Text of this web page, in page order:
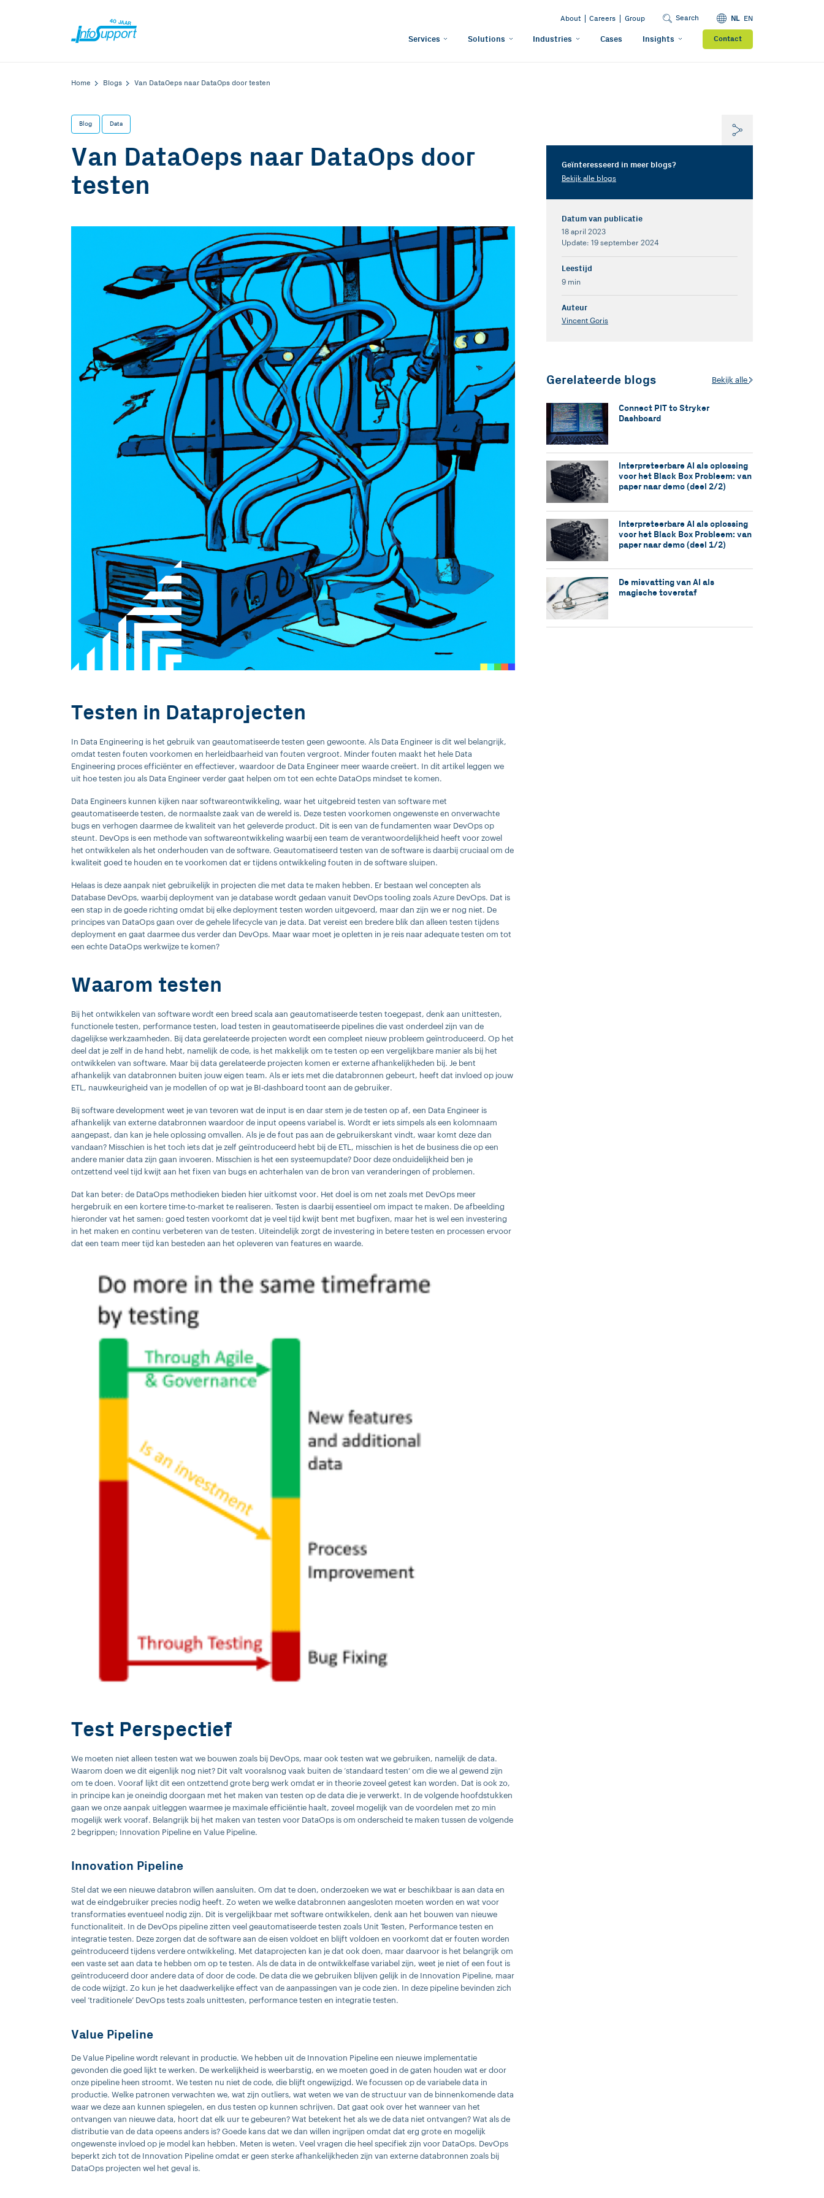
About Careers Group Search NL EN
Services Solutions Industries Cases Insights Contact
Home Blogs Van DataOeps naar DataOps door testen
Blog Data
Van DataOeps naar DataOps door
testen
Testen in Dataprojecten
In Data Engineering is het gebruik van geautomatiseerde testen geen gewoonte. Als Data Engineer is dit wel belangrijk,
omdat testen fouten voorkomen en herleidbaarheid van fouten vergroot. Minder fouten maakt het hele Data
Engineering proces efficiënter en effectiever, waardoor de Data Engineer meer waarde creëert. In dit artikel leggen we
uit hoe testen jou als Data Engineer verder gaat helpen om tot een echte DataOps mindset te komen.
Data Engineers kunnen kijken naar softwareontwikkeling, waar het uitgebreid testen van software met
geautomatiseerde testen, de normaalste zaak van de wereld is. Deze testen voorkomen ongewenste en onverwachte
bugs en verhogen daarmee de kwaliteit van het geleverde product. Dit is een van de fundamenten waar DevOps op
steunt. DevOps is een methode van softwareontwikkeling waarbij een team de verantwoordelijkheid heeft voor zowel
het ontwikkelen als het onderhouden van de software. Geautomatiseerd testen van de software is daarbij cruciaal om de
kwaliteit goed te houden en te voorkomen dat er tijdens ontwikkeling fouten in de software sluipen.
Helaas is deze aanpak niet gebruikelijk in projecten die met data te maken hebben. Er bestaan wel concepten als
Database DevOps, waarbij deployment van je database wordt gedaan vanuit DevOps tooling zoals Azure DevOps. Dat is
een stap in de goede richting omdat bij elke deployment testen worden uitgevoerd, maar dan zijn we er nog niet. De
principes van DataOps gaan over de gehele lifecycle van je data. Dat vereist een bredere blik dan alleen testen tijdens
deployment en gaat daarmee dus verder dan DevOps. Maar waar moet je opletten in je reis naar adequate testen om tot
een echte DataOps werkwijze te komen?
Waarom testen
Bij het ontwikkelen van software wordt een breed scala aan geautomatiseerde testen toegepast, denk aan unittesten,
functionele testen, performance testen, load testen in geautomatiseerde pipelines die vast onderdeel zijn van de
dagelijkse werkzaamheden. Bij data gerelateerde projecten wordt een compleet nieuw probleem geïntroduceerd. Op het
deel dat je zelf in de hand hebt, namelijk de code, is het makkelijk om te testen op een vergelijkbare manier als bij het
ontwikkelen van software. Maar bij data gerelateerde projecten komen er externe afhankelijkheden bij. Je bent
afhankelijk van databronnen buiten jouw eigen team. Als er iets met die databronnen gebeurt, heeft dat invloed op jouw
ETL, nauwkeurigheid van je modellen of op wat je BI-dashboard toont aan de gebruiker.
Bij software development weet je van tevoren wat de input is en daar stem je de testen op af, een Data Engineer is
afhankelijk van externe databronnen waardoor de input opeens variabel is. Wordt er iets simpels als een kolomnaam
aangepast, dan kan je hele oplossing omvallen. Als je de fout pas aan de gebruikerskant vindt, waar komt deze dan
vandaan? Misschien is het toch iets dat je zelf geïntroduceerd hebt bij de ETL, misschien is het de business die op een
andere manier data zijn gaan invoeren. Misschien is het een systeemupdate? Door deze onduidelijkheid ben je
ontzettend veel tijd kwijt aan het fixen van bugs en achterhalen van de bron van veranderingen of problemen.
Dat kan beter: de DataOps methodieken bieden hier uitkomst voor. Het doel is om net zoals met DevOps meer
hergebruik en een kortere time-to-market te realiseren. Testen is daarbij essentieel om impact te maken. De afbeelding
hieronder vat het samen: goed testen voorkomt dat je veel tijd kwijt bent met bugfixen, maar het is wel een investering
in het maken en continu verbeteren van de testen. Uiteindelijk zorgt de investering in betere testen en processen ervoor
dat een team meer tijd kan besteden aan het opleveren van features en waarde.
Test Perspectief
We moeten niet alleen testen wat we bouwen zoals bij DevOps, maar ook testen wat we gebruiken, namelijk de data.
Waarom doen we dit eigenlijk nog niet? Dit valt vooralsnog vaak buiten de ‘standaard testen’ om die we al gewend zijn
om te doen. Vooraf lijkt dit een ontzettend grote berg werk omdat er in theorie zoveel getest kan worden. Dat is ook zo,
in principe kan je oneindig doorgaan met het maken van testen op de data die je verwerkt. In de volgende hoofdstukken
gaan we onze aanpak uitleggen waarmee je maximale efficiëntie haalt, zoveel mogelijk van de voordelen met zo min
mogelijk werk vooraf. Belangrijk bij het maken van testen voor DataOps is om onderscheid te maken tussen de volgende
2 begrippen; Innovation Pipeline en Value Pipeline.
Innovation Pipeline
Stel dat we een nieuwe databron willen aansluiten. Om dat te doen, onderzoeken we wat er beschikbaar is aan data en
wat de eindgebruiker precies nodig heeft. Zo weten we welke databronnen aangesloten moeten worden en wat voor
transformaties eventueel nodig zijn. Dit is vergelijkbaar met software ontwikkelen, denk aan het bouwen van nieuwe
functionaliteit. In de DevOps pipeline zitten veel geautomatiseerde testen zoals Unit Testen, Performance testen en
integratie testen. Deze zorgen dat de software aan de eisen voldoet en blijft voldoen en voorkomt dat er fouten worden
geïntroduceerd tijdens verdere ontwikkeling. Met dataprojecten kan je dat ook doen, maar daarvoor is het belangrijk om
een vaste set aan data te hebben om op te testen. Als de data in de ontwikkelfase variabel zijn, weet je niet of een fout is
geïntroduceerd door andere data of door de code. De data die we gebruiken blijven gelijk in de Innovation Pipeline, maar
de code wijzigt. Zo kun je het daadwerkelijke effect van de aanpassingen van je code zien. In deze pipeline bevinden zich
veel ‘traditionele’ DevOps tests zoals unittesten, performance testen en integratie testen.
Value Pipeline
De Value Pipeline wordt relevant in productie. We hebben uit de Innovation Pipeline een nieuwe implementatie
gevonden die goed lijkt te werken. De werkelijkheid is weerbarstig, en we moeten goed in de gaten houden wat er door
onze pipeline heen stroomt. We testen nu niet de code, die blijft ongewijzigd. We focussen op de variabele data in
productie. Welke patronen verwachten we, wat zijn outliers, wat weten we van de structuur van de binnenkomende data
waar we deze aan kunnen spiegelen, en dus testen op kunnen schrijven. Dat gaat ook over het wanneer van het
ontvangen van nieuwe data, hoort dat elk uur te gebeuren? Wat betekent het als we de data niet ontvangen? Wat als de
distributie van de data opeens anders is? Goede kans dat we dan willen ingrijpen omdat dat erg grote en mogelijk
ongewenste invloed op je model kan hebben. Meten is weten. Veel vragen die heel specifiek zijn voor DataOps. DevOps
beperkt zich tot de Innovation Pipeline omdat er geen sterke afhankelijkheden zijn van externe databronnen zoals bij
DataOps projecten wel het geval is.
Geïnteresseerd in meer blogs?
Bekijk alle blogs
Datum van publicatie
18 april 2023
Update: 19 september 2024
Leestijd
9 min
Auteur
Vincent Goris
Gerelateerde blogs Bekijk alle
Connect PIT to Stryker
Dashboard
Interpreteerbare AI als oplossing
voor het Black Box Probleem: van
paper naar demo (deel 2/2)
Interpreteerbare AI als oplossing
voor het Black Box Probleem: van
paper naar demo (deel 1/2)
De misvatting van AI als
magische toverstaf